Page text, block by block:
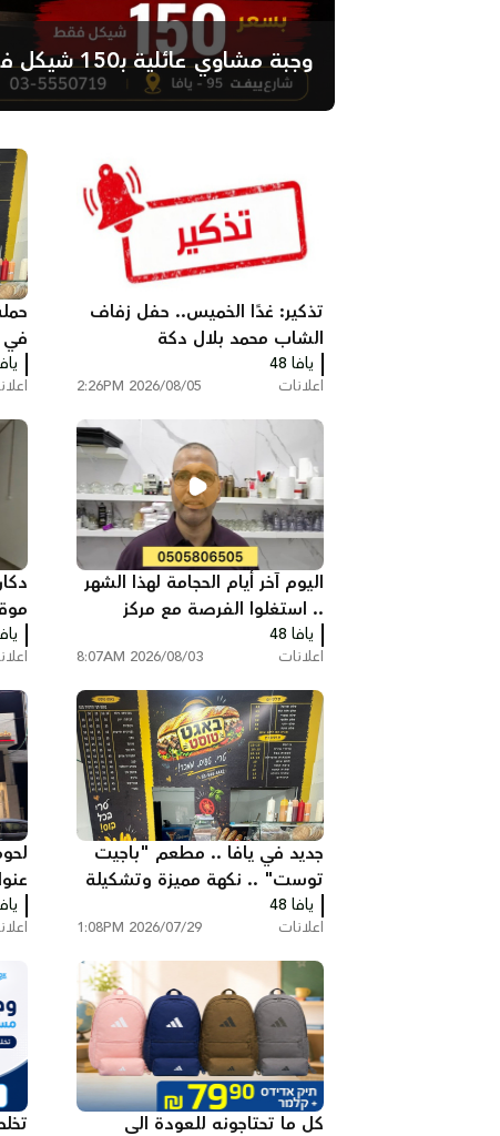
وجبة مشاوي عائلية بـ150 شيكل فقط.. 6 أسياخ مع كامل الإضافات في مط...
تذكير: غدًا الخميس.. حفل زفاف
الشاب محمد بلال دكة
يافا 48
اعلانات 2026/08/05 2:26PM
مع
اليوم آخر أيام الحجامة لهذا الشهر
.. استغلوا الفرصة مع مركز
سريس
يافا 48
اعلانات 2026/08/03 8:07AM
جديد في يافا .. مطعم "باجيت
توست" .. نكهة مميزة وتشكيلة
واسعة من الساندويشات
الطازجة
يافا 48
اعلانات 2026/07/29 1:08PM
كل ما تحتاجونه للعودة الى